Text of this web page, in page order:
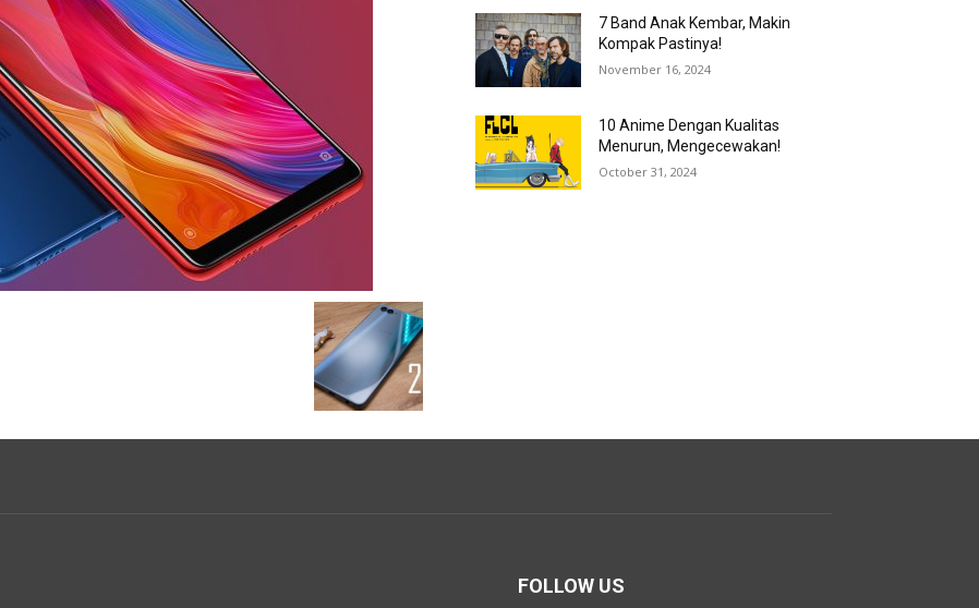
7 Band Anak Kembar, Makin
Kompak Pastinya!
November 16, 2024
10 Anime Dengan Kualitas
Menurun, Mengecewakan!
October 31, 2024
FOLLOW US